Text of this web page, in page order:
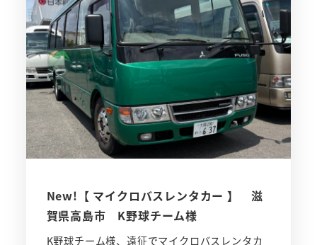
New!【 マイクロバスレンタカー 】 滋
賀県高島市 K野球チーム様
K野球チーム様、遠征でマイクロバスレンタカ